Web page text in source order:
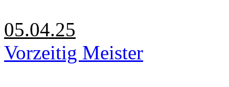
05.04.25
Vorzeitig Meister